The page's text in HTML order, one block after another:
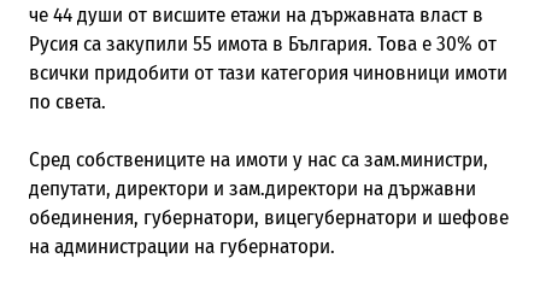
че 44 души от висшите етажи на държавната власт в
Русия са закупили 55 имота в България. Това е 30% от
всички придобити от тази категория чиновници имоти
по света.
Сред собствениците на имоти у нас са зам.министри,
депутати, директори и зам.директори на държавни
обединения, губернатори, вицегубернатори и шефове
на администрации на губернатори.